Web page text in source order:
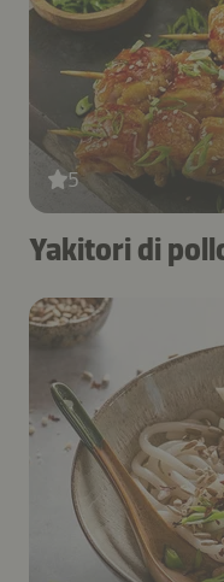
5
Yakitori di